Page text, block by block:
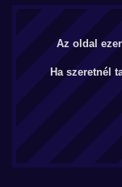
Az oldal
Ha szeretnél